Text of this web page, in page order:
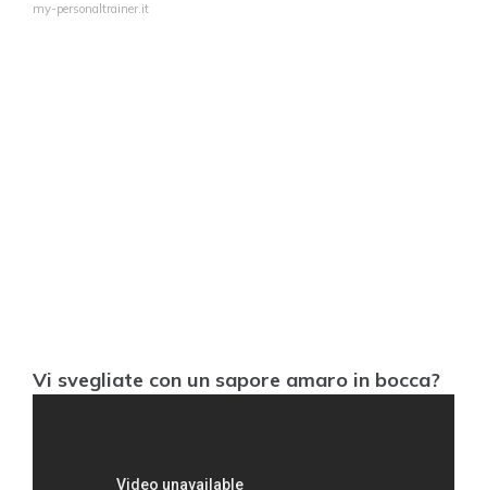
my-personaltrainer.it
Vi svegliate con un sapore amaro in bocca?